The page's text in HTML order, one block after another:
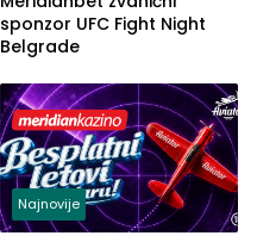
sponzor UFC Fight Night
Belgrade
Najnovije